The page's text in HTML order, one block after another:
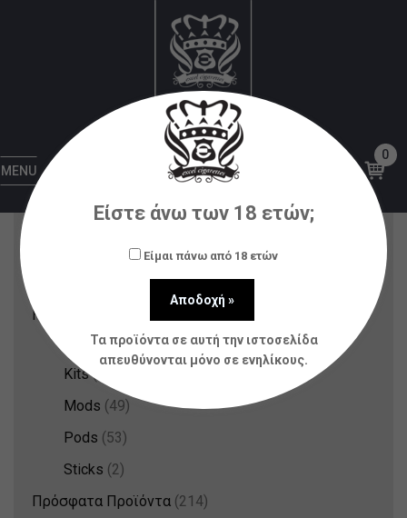
MENU
0
Ηλεκτρονικά Τσιγάρα
Ηλεκτρονικά Τσιγάρα
Κατηγορίες Προϊόντων
Nicotine Pouches & Strips (12)
Ηλεκτρονικά Τσιγάρα
Disposable (33)
Kits (13)
Mods (49)
Pods (53)
Sticks (2)
Πρόσφατα Προϊόντα (214)
Είστε άνω των 18 ετών;
Είμαι πάνω από 18 ετών
Τα προϊόντα σε αυτή την ιστοσελίδα
απευθύνονται μόνο σε ενηλίκους.